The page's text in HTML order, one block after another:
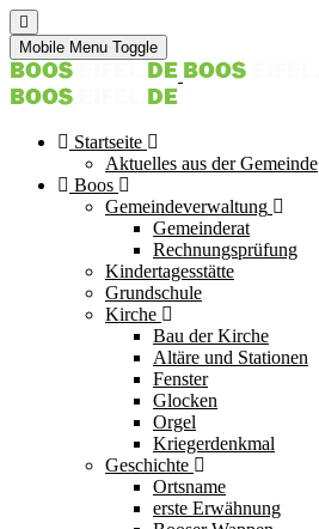
Mobile Menu Toggle
Startseite
Aktuelles aus der Gemeinde
Boos
Gemeindeverwaltung
Gemeinderat
Rechnungsprüfung
Kindertagesstätte
Grundschule
Kirche
Bau der Kirche
Altäre und Stationen
Fenster
Glocken
Orgel
Kriegerdenkmal
Geschichte
Ortsname
erste Erwähnung